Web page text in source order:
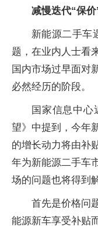
减慢迭代“保价
新能源二手车
题，在业内人士看
国内市场过早面对
必然经历的阶段。
国家信息中心
望》中提到，今年
的增长动力将由补
年为新能源二手车
场的问题也将得到
首先是价格问
能源新车享受补贴